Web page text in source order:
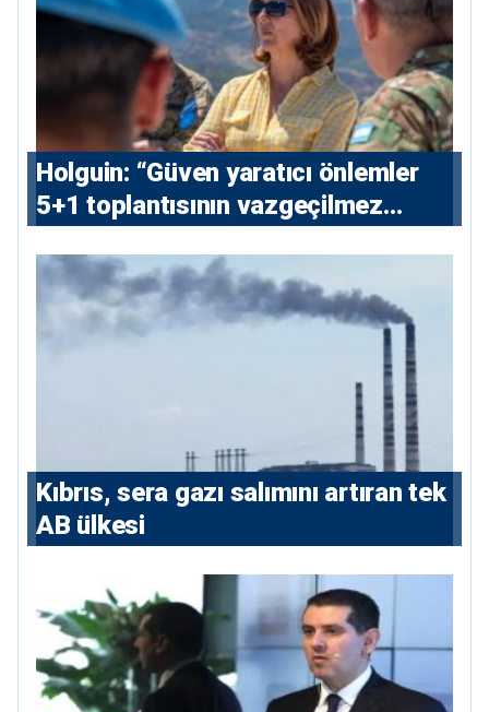
⁠Holguin: “Güven yaratıcı önlemler
5+1 toplantısının vazgeçilmez
Kıbrıs, sera gazı salımını artıran tek
AB ülkesi